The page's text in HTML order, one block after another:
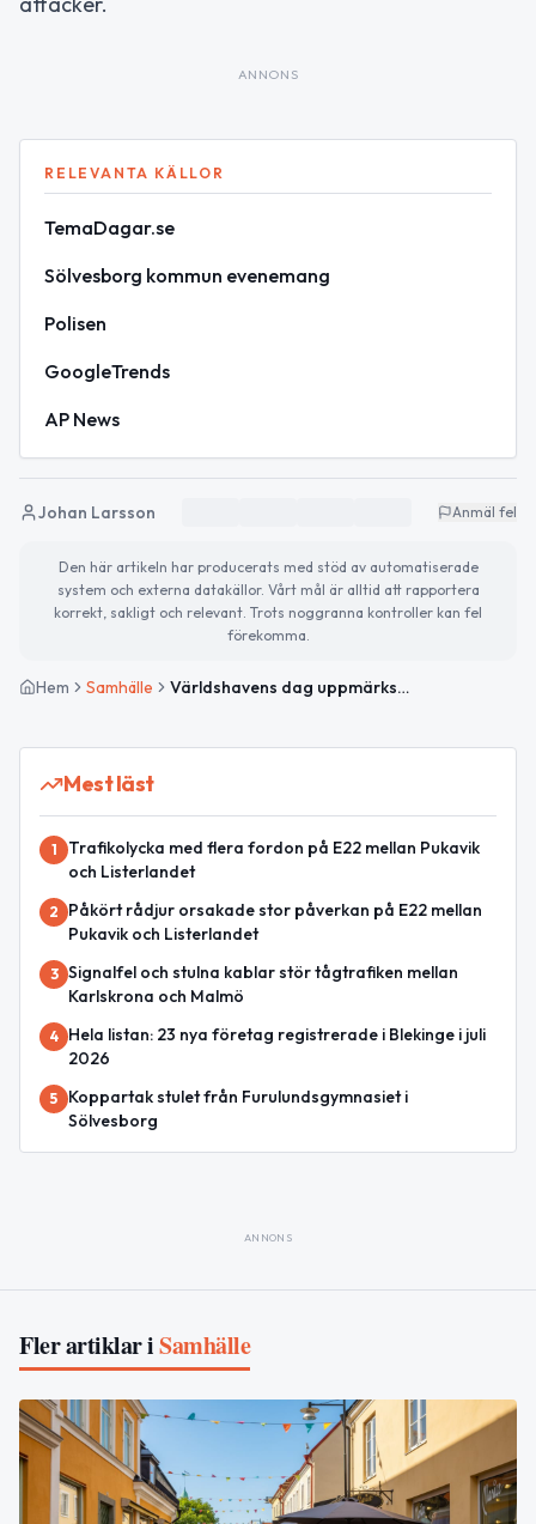
ANNONS
RELEVANTA KÄLLOR
TemaDagar.se
Sölvesborg kommun evenemang
Polisen
GoogleTrends
AP News
Johan Larsson Anmäl fel
Den här artikeln har producerats med stöd av automatiserade
system och externa datakällor. Vårt mål är alltid att rapportera
korrekt, sakligt och relevant. Trots noggranna kontroller kan fel
förekomma.
Hem Samhälle Världshavens dag uppmärksammas – soligt och klart i Sölvesborg
Mest läst
1
Trafikolycka med flera fordon på E22 mellan Pukavik
och Listerlandet
2
Påkört rådjur orsakade stor påverkan på E22 mellan
Pukavik och Listerlandet
3 Signalfel och stulna kablar stör tågtrafiken mellan
Karlskrona och Malmö
4
Hela listan: 23 nya företag registrerade i Blekinge i juli
2026
5
Koppartak stulet från Furulundsgymnasiet i
Sölvesborg
ANNONS
Fler artiklar iSamhälle